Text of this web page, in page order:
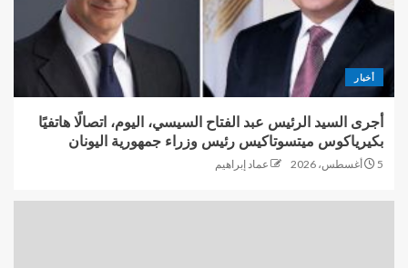
أخبار
أجرى السيد الرئيس عبد الفتاح السيسي، اليوم، اتصالًا هاتفيًا
بكيرياكوس ميتسوتاكيس رئيس وزراء جمهورية اليونان
5 أغسطس، 2026 عماد إبراهيم